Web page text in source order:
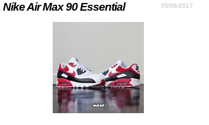
05/06/2017
Nike Air Max 90 Essential